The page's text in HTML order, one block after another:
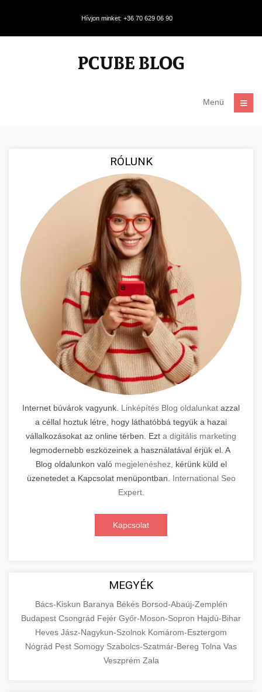
Hívjon minket: +36 70 629 06 90
Menü
RÓLUNK
Internet búvárok vagyunk. Linképítés Blog oldalunkat azzal
a céllal hoztuk létre, hogy láthatóbbá tegyük a hazai
vállalkozásokat az online térben. Ezt a digitális marketing
legmodernebb eszközeinek a használatával érjük el. A
Blog oldalunkon való megjelenéshez,
kérünk küld el
üzenetedet a Kapcsolat menüpontban. International Seo
Expert.
Kapcsolat
MEGYÉK
Bács-Kiskun Baranya Békés Borsod-Abaúj-Zemplén
Budapest Csongrád Fejér Győr-Moson-Sopron Hajdú-Bihar
Heves Jász-Nagykun-Szolnok Komárom-Esztergom
Nógrád Pest Somogy Szabolcs-Szatmár-Bereg Tolna Vas
Veszprém Zala